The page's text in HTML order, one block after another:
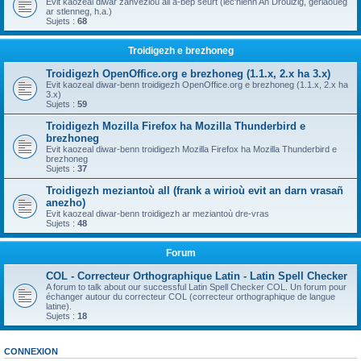
ar stlenneg, h.a.)
Sujets : 68
Troidigezh e brezhoneg
Troidigezh OpenOffice.org e brezhoneg (1.1.x, 2.x ha 3.x)
Evit kaozeal diwar-benn troidigezh OpenOffice.org e brezhoneg (1.1.x, 2.x ha
3.x)
Sujets : 59
Troidigezh Mozilla Firefox ha Mozilla Thunderbird e
brezhoneg
Evit kaozeal diwar-benn troidigezh Mozilla Firefox ha Mozilla Thunderbird e
brezhoneg
Sujets : 37
Troidigezh meziantoù all (frank a wirioù evit an darn vrasañ
anezho)
Evit kaozeal diwar-benn troidigezh ar meziantoù dre-vras
Sujets : 48
Forum
COL - Correcteur Orthographique Latin - Latin Spell Checker
A forum to talk about our successful Latin Spell Checker COL. Un forum pour
échanger autour du correcteur COL (correcteur orthographique de langue
latine).
Sujets : 18
CONNEXION